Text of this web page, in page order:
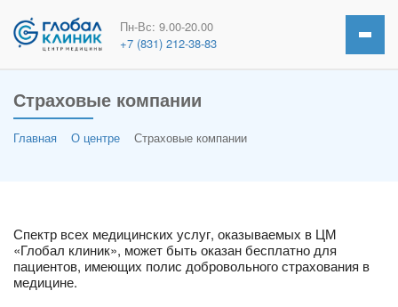
Пн-Вс: 9.00-20.00
+7 (831) 212-38-83
Страховые компании
Главная О центре Страховые компании
Спектр всех медицинских услуг, оказываемых в ЦМ
«Глобал клиник», может быть оказан бесплатно для
пациентов, имеющих полис добровольного страхования в
медицине.